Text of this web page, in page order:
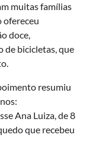
muitas famílias
ofereceu
doce,
de bicicletas, que
resumiu
Ana Luiza, de 8
que recebeu